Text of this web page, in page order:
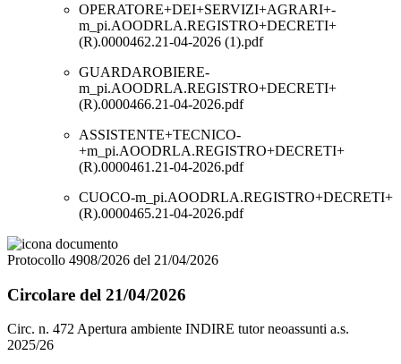
OPERATORE+DEI+SERVIZI+AGRARI+-
m_pi.AOODRLA.REGISTRO+DECRETI+
(R).0000462.21-04-2026 (1).pdf
GUARDAROBIERE-
m_pi.AOODRLA.REGISTRO+DECRETI+
(R).0000466.21-04-2026.pdf
ASSISTENTE+TECNICO-
+m_pi.AOODRLA.REGISTRO+DECRETI+
(R).0000461.21-04-2026.pdf
CUOCO-m_pi.AOODRLA.REGISTRO+DECRETI+
(R).0000465.21-04-2026.pdf
Protocollo 4908/2026 del 21/04/2026
Circolare del 21/04/2026
Circ. n. 472 Apertura ambiente INDIRE tutor neoassunti a.s.
2025/26